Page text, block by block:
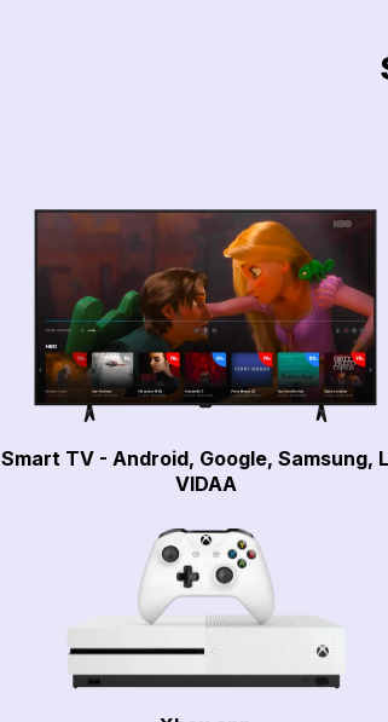
Smart TV - Android, Google, Samsung,
VIDAA